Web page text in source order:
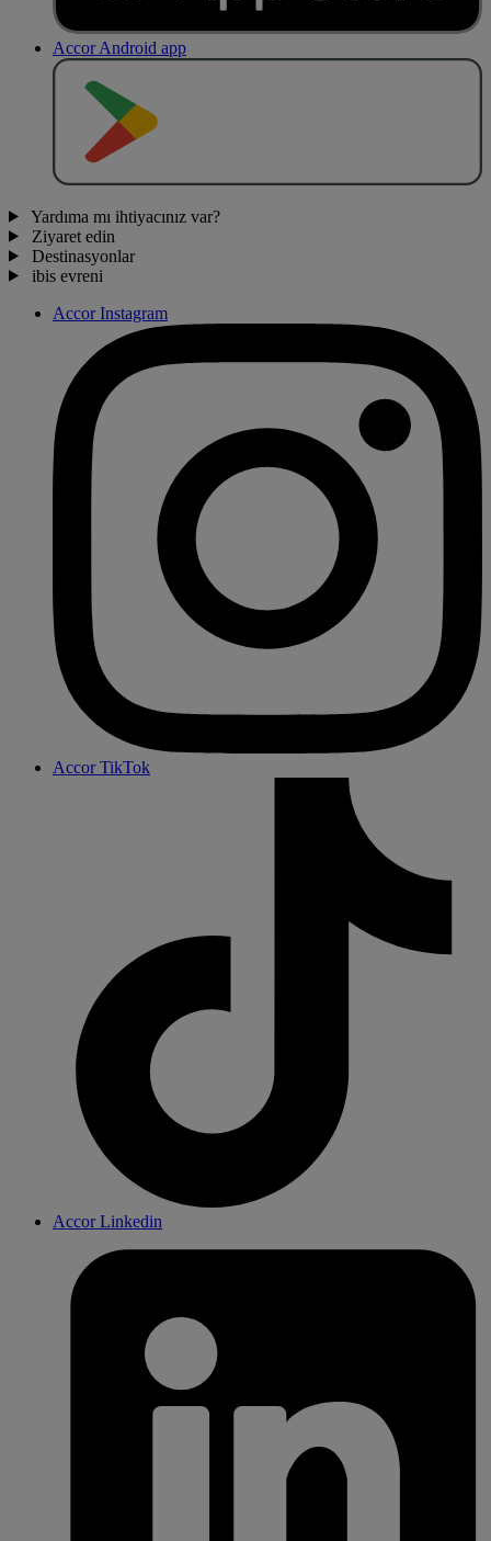
Accor Android app
Yardıma mı ihtiyacınız var?
Ziyaret edin
Destinasyonlar
ibis evreni
Accor Instagram
Accor TikTok
Accor Linkedin